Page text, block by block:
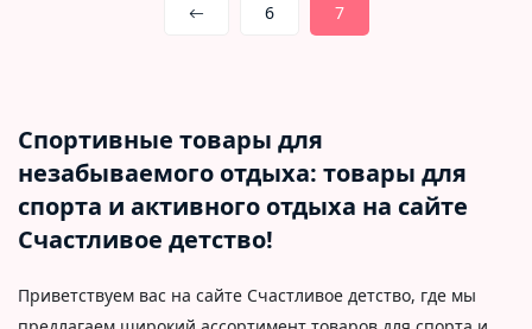
6 7
Спортивные товары для
незабываемого отдыха: товары для
спорта и активного отдыха на сайте
Счастливое детство!
Приветствуем вас на сайте Счастливое детство, где мы